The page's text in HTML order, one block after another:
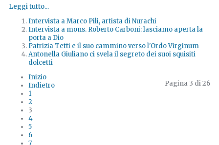
Leggi tutto...
Intervista a Marco Pili, artista di Nurachi
Intervista a mons. Roberto Carboni: lasciamo aperta la
porta a Dio
Patrizia Tetti e il suo cammino verso l'Ordo Virginum
Antonella Giuliano ci svela il segreto dei suoi squisiti
dolcetti
Pagina 3 di 26
Inizio
Indietro
1
2
3
4
5
6
7